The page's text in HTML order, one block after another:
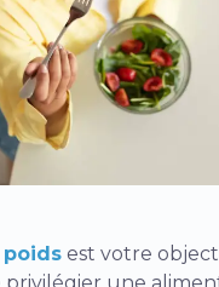
est votre